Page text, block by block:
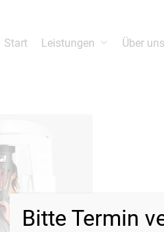
Entertaste um die Suche zu starten
Start Leistungen Über uns
Bitte Termin